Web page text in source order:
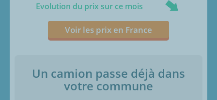
Evolution du prix sur ce mois
Voir les prix en France
Un camion passe déjà dans
votre commune